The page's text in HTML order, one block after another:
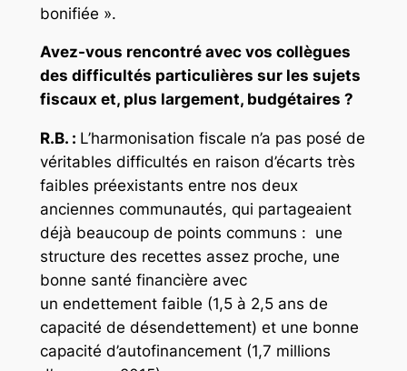
bonifiée ».
Avez-vous rencontré avec vos collègues
des difficultés particulières sur les sujets
fiscaux et, plus largement, budgétaires ?
R.B. : L’harmonisation fiscale n’a pas posé de
véritables difficultés en raison d’écarts très
faibles préexistants entre nos deux
anciennes communautés, qui partageaient
déjà beaucoup de points communs : une
structure des recettes assez proche, une
bonne santé financière avec
un endettement faible (1,5 à 2,5 ans de
capacité de désendettement) et une bonne
capacité d’autofinancement (1,7 millions